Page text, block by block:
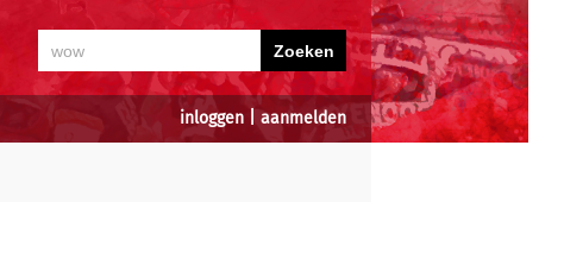
inloggen aanmelden